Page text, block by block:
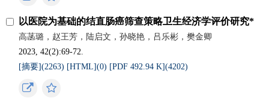
以医院为基础的结直肠癌筛查策略卫生经济学评价研究*
高菡璐，赵王芳，陆启文，孙晓艳，吕乐彬，樊金卿
2023, 42(2):69-72.
[摘要](2263) [HTML](0) [PDF 492.94 K](4202)